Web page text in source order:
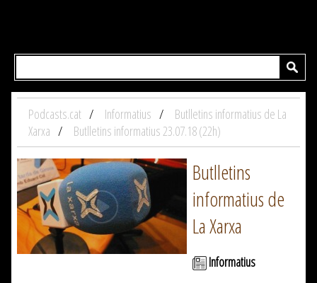
Podcasts.cat Informatius
Butlletins informatius de La
Xarxa
Butlletins informatius 23.07.18 (22h)
Butlletins
informatius de
La Xarxa
Informatius